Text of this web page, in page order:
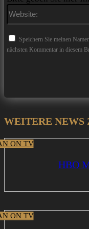
Speichern Sie meinen
nächsten Kommentar in diesem
WEITERE NEWS
ON TV
HBO
ON TV